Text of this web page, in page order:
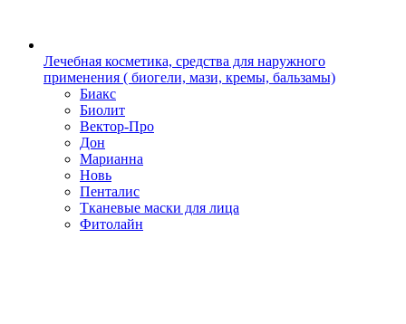
Лечебная косметика, средства для наружного
применения ( биогели, мази, кремы, бальзамы)
Биакс
Биолит
Вектор-Про
Дон
Марианна
Новь
Пенталис
Тканевые маски для лица
Фитолайн